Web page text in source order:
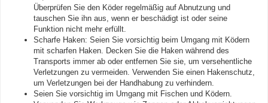
Überprüfen Sie den Köder regelmäßig auf Abnutzung und
tauschen Sie ihn aus, wenn er beschädigt ist oder seine
Funktion nicht mehr erfüllt.
Scharfe Haken: Seien Sie vorsichtig beim Umgang mit Ködern
mit scharfen Haken. Decken Sie die Haken während des
Transports immer ab oder entfernen Sie sie, um versehentliche
Verletzungen zu vermeiden. Verwenden Sie einen Hakenschutz,
um Verletzungen bei der Handhabung zu verhindern.
Seien Sie vorsichtig im Umgang mit Fischen und Ködern.